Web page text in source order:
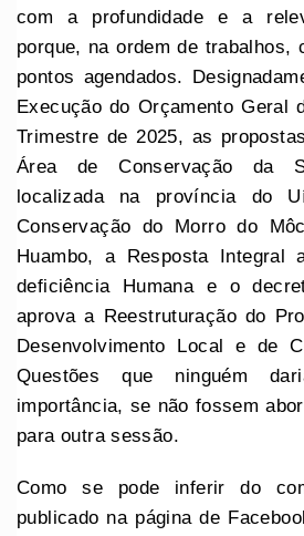
com a profundidade e a
porque, na ordem de trabalhos,
pontos agendados.
Execução do Orçamento Geral
Trimestre de 2025, as
Área de Conservação da
localizada na província do
Conservação do Morro do
Huambo, a Resposta Integral
deficiência Humana e o
aprova a Reestruturação do
Desenvolvimento Local e de
Questões que ninguém
importância, se não fossem
para outra sessão.
Como se pode inferir do
publicado na página de